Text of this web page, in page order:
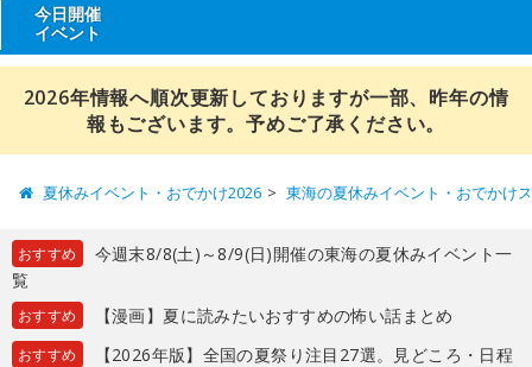
今日開催
イベント
2026年情報へ順次更新しておりますが一部、昨年の情
報もございます。予めご了承ください。
夏休みイベント・おでかけ2026 東海の夏休みイベント・おでかけ
おすすめ
今週末8/8(土)～8/9(日)開催の東海の夏休みイベント一
覧
おすすめ 【漫画】夏に読みたいおすすめの怖い話まとめ
おすすめ
【2026年版】全国の夏祭り注目27選。見どころ・日程